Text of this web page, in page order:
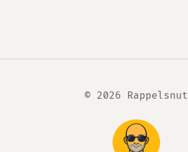
© 2026 Rappelsnut